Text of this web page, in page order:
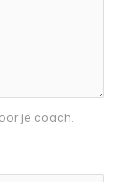
je coach.